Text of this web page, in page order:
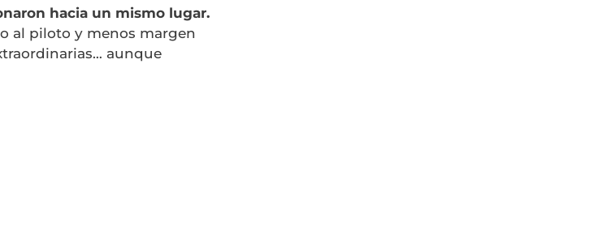
hacia un mismo lugar.
al piloto y menos margen
aunque